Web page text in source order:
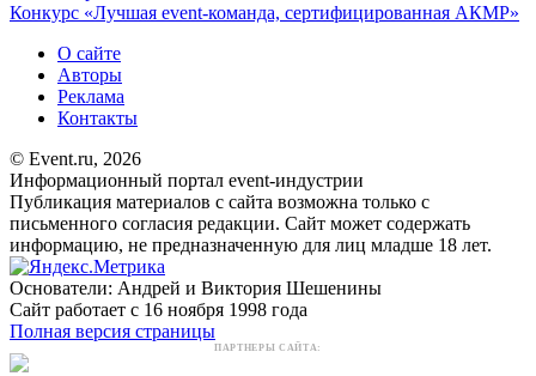
Конкурс «Лучшая event-команда, сертифицированная АКМР»
О сайте
Авторы
Реклама
Контакты
© Event.ru, 2026
Информационный портал event-индустрии
Публикация материалов с сайта возможна только с
письменного согласия редакции. Сайт может содержать
информацию, не предназначенную для лиц младше 18 лет.
Основатели: Андрей и Виктория Шешенины
Сайт работает с 16 ноября 1998 года
Полная версия страницы
ПАРТНЕРЫ САЙТА: